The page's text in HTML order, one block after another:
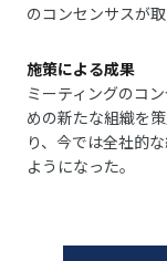
のコンセンサスが取
施策による成果
ミーティングのコ
めの新たな組織を
り、今では全社的
ようになった。